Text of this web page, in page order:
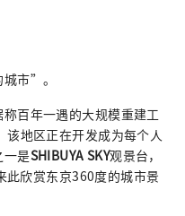
市”。
百年一遇的大规模重建工
地区正在开发成为每个人
一是SHIBUYA SKY观景台，
此欣赏东京360度的城市景